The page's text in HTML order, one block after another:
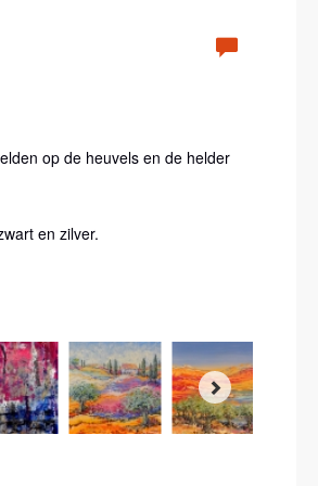
op de heuvels en de helder
en zilver.